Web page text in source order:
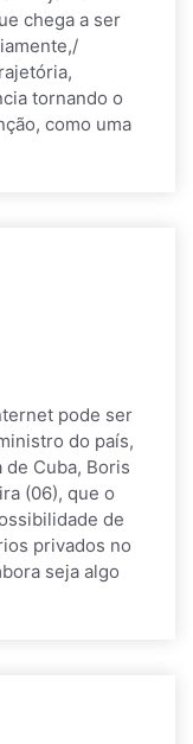
chega a ser
tornando o
como uma
pode ser
do país,
de Cuba, Boris
(06), que o
de
privados no
seja algo